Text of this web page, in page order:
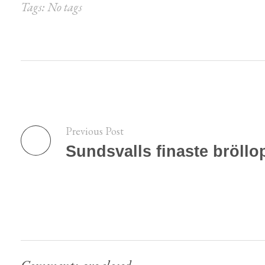
Tags: No tags
Previous Post
Sundsvalls finaste